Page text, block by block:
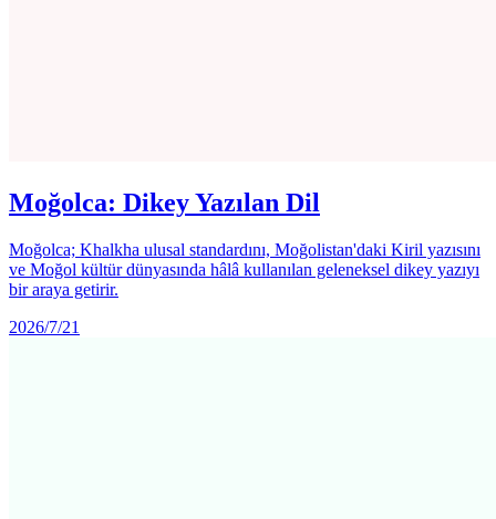
Moğolca: Dikey Yazılan Dil
Moğolca; Khalkha ulusal standardını, Moğolistan'daki Kiril yazısını
ve Moğol kültür dünyasında hâlâ kullanılan geleneksel dikey yazıyı
bir araya getirir.
2026/7/21